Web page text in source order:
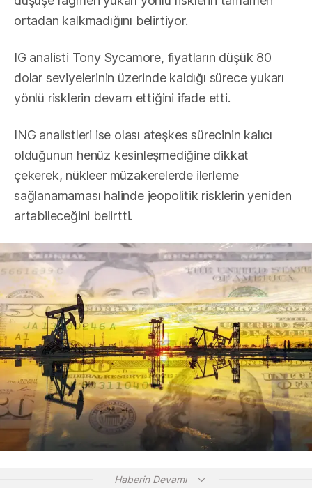
ortadan kalkmadığını belirtiyor.
IG analisti Tony Sycamore, fiyatların düşük 80
dolar seviyelerinin üzerinde kaldığı sürece yukarı
yönlü risklerin devam ettiğini ifade etti.
ING analistleri ise olası ateşkes sürecinin kalıcı
olduğunun henüz kesinleşmediğine dikkat
çekerek, nükleer müzakerelerde ilerleme
sağlanamaması halinde jeopolitik risklerin yeniden
artabileceğini belirtti.
Haberin Devamı